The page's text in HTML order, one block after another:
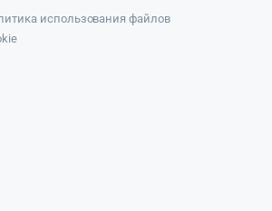
использования файлов